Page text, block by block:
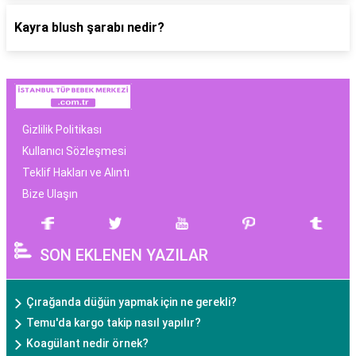
Kayra blush şarabı nedir?
Gizlilik Politikası
Kullanıcı Sözleşmesi
Teklif Hakları ve Alıntı
Bize Ulaşın
SON EKLENEN YAZILAR
Çırağanda düğün yapmak için ne gerekli?
Temu'da kargo takip nasıl yapılır?
Koagülant nedir örnek?